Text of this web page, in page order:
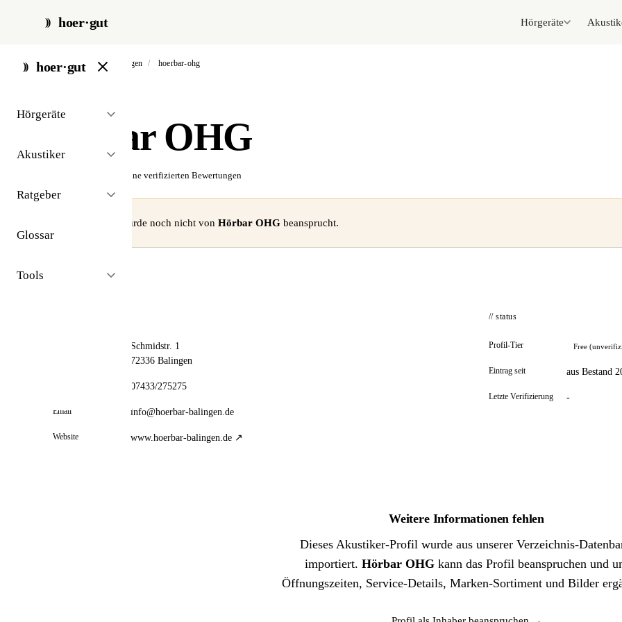
hoer·gut Hörgeräte
hoer·gut
Hörgeräte
Akustiker
Ratgeber
Glossar
Tools
start / akustiker / balingen / hoerbar-ohg
Hörbar OHG
Noch keine verifizierten Bewertungen
⚠ Dieses Profil wurde noch nicht von Hörbar OHG beansprucht.
Schmidstr. 1
72336 Balingen
07433/275275
Email info@hoerbar-balingen.de
Website www.hoerbar-balingen.de ↗
// status
Profil-Tier Free
Eintrag seit aus Bestand
Letzte Verifizierung -
Weitere Informationen fehlen
Dieses Akustiker-Profil wurde aus unserer Verzeichnis-
importiert. Hörbar OHG kann das Profil beanspruchen und
Öffnungszeiten, Service-Details, Marken-Sortiment und Bilder